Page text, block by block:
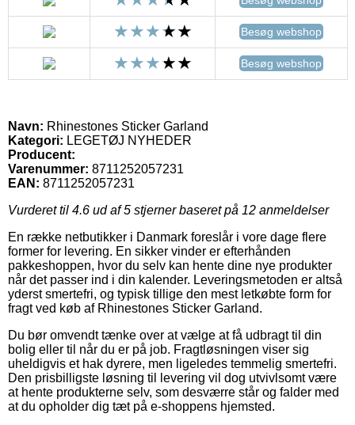
Besøg webshop
Besøg webshop
Navn: Rhinestones Sticker Garland
Kategori: LEGETØJ NYHEDER
Producent:
Varenummer: 8711252057231
EAN: 8711252057231
Vurderet til 4.6 ud af 5 stjerner baseret på 12 anmeldelser
En række netbutikker i Danmark foreslår i vore dage flere
former for levering. En sikker vinder er efterhånden
pakkeshoppen, hvor du selv kan hente dine nye produkter
når det passer ind i din kalender. Leveringsmetoden er altså
yderst smertefri, og typisk tillige den mest letkøbte form for
fragt ved køb af Rhinestones Sticker Garland.
Du bør omvendt tænke over at vælge at få udbragt til din
bolig eller til når du er på job. Fragtløsningen viser sig
uheldigvis et hak dyrere, men ligeledes temmelig smertefri.
Den prisbilligste løsning til levering vil dog utvivlsomt være
at hente produkterne selv, som desværre står og falder med
at du opholder dig tæt på e-shoppens hjemsted.